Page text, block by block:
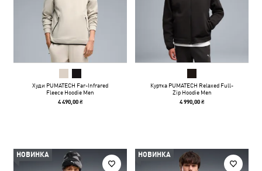
Худи PUMATECH Far-Infrared
Fleece Hoodie Men
4 490,00 ₴
Куртка PUMATECH Relaxed Full-
Zip Hoodie Men
4 990,00 ₴
НОВИНКА НОВИНКА